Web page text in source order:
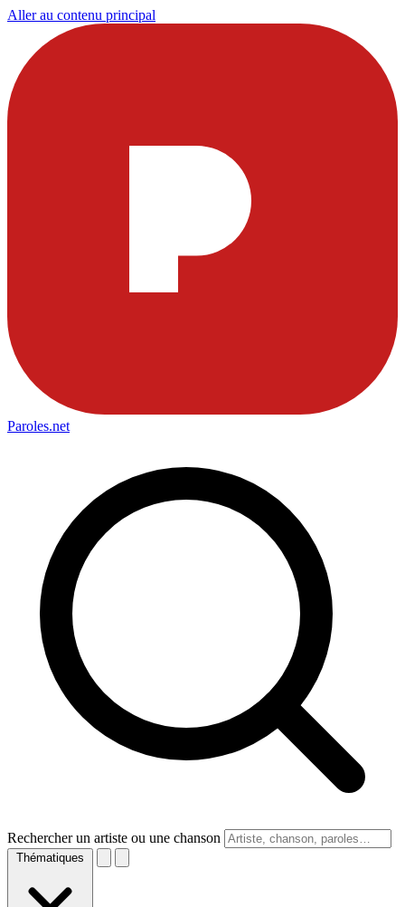
Aller au contenu principal
Paroles.net
Rechercher un artiste ou une chanson
Thématiques